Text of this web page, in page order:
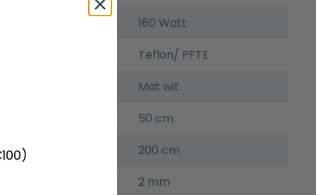
160 Watt
Teflon/ PFTE
Mat wit
50 cm
200 cm
2 mm